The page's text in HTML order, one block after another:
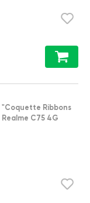
"Coquette Ribbons
Realme C75 4G